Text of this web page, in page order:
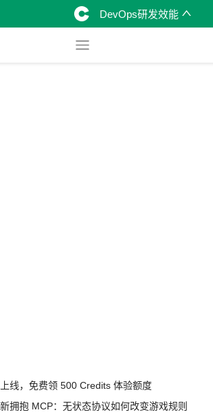
DevOps研发效能
线，免费领 500 Credits 体验额度
拥抱 MCP：无状态协议如何改变游戏规则